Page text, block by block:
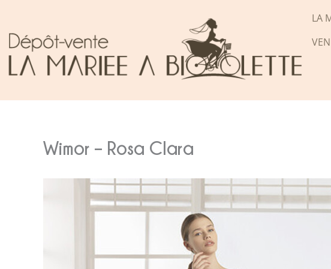
contenu
LA
Wimor – Rosa Clara